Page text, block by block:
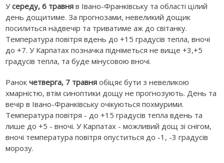
Усереду, 6 травня в Івано-Франківську та області цілий
день дощитиме. За прогнозами, невеликий дощик
посилиться надвечір та триватиме аж до світанку.
Температура повітря вдень до +15 градусів тепла, вночі
до +7. У Карпатах позначка підніметься не вище +3,+5
градусів тепла, та буде мінусовою вночі.
Ранокчетверга, 7 травня обіцяє бути з невеликою
хмарністю, втім синоптики дощу не прогнозують. День та
вечір в Івано-Франківську очікуються похмурими.
Температура повітря - до +15 градусів тепла вдень та
лише до +5 - вночі. У Карпатах - можливий дощ зі снігом,
вночі температура повітря опуститься до -1, -3 градусів
морозу.